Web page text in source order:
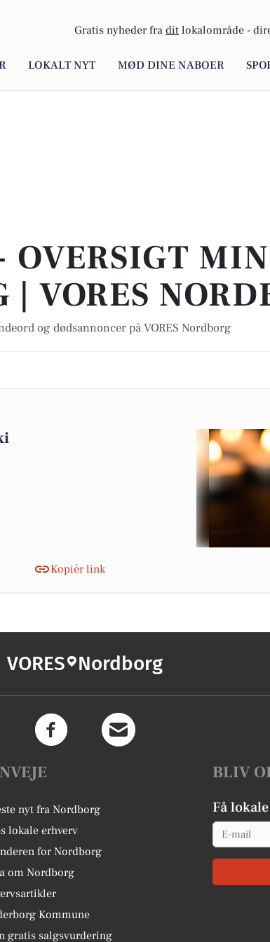
Gratis nyheder fra dit lokalområde -
LOKALT NYT MØD DINE NABOER
OVERSIGT
| VORES
og dødsannoncer på VORES Nordborg
Kopiér link
VORES Nordborg
nyt fra Nordborg
lokale erhverv
for Nordborg
om Nordborg
Kommune
gratis salgsvurdering
BLIV
Få
Email